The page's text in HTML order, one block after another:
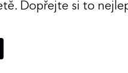
Dopřejte si to